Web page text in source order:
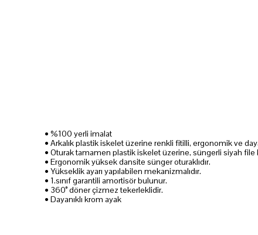
• %100 yerli imalat
• Arkalık plastik iskelet üzerine renkli fitilli, ergonomik ve
• Oturak tamamen plastik iskelet üzerine, süngerli siyah file
• Ergonomik yüksek dansite sünger oturaklıdır.
• Yükseklik ayarı yapılabilen mekanizmalıdır.
• 1.sınıf garantili amortisör bulunur.
• 360° döner çizmez tekerleklidir.
• Dayanıklı krom ayak